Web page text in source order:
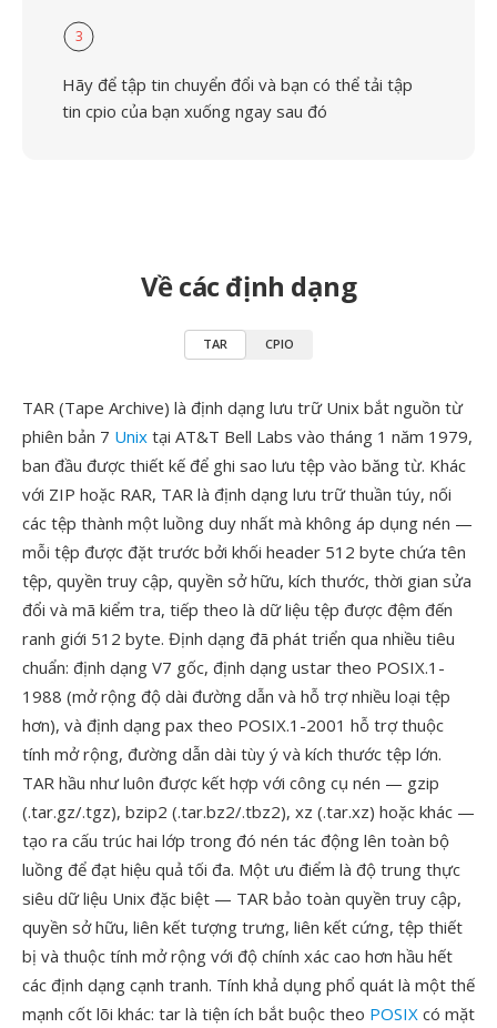
3
Hãy để tập tin chuyển đổi và bạn có thể tải tập
tin cpio của bạn xuống ngay sau đó
Về các định dạng
TAR CPIO
TAR (Tape Archive) là định dạng lưu trữ Unix bắt nguồn từ
phiên bản 7 Unix tại AT&T Bell Labs vào tháng 1 năm 1979,
ban đầu được thiết kế để ghi sao lưu tệp vào băng từ. Khác
với ZIP hoặc RAR, TAR là định dạng lưu trữ thuần túy, nối
các tệp thành một luồng duy nhất mà không áp dụng nén —
mỗi tệp được đặt trước bởi khối header 512 byte chứa tên
tệp, quyền truy cập, quyền sở hữu, kích thước, thời gian sửa
đổi và mã kiểm tra, tiếp theo là dữ liệu tệp được đệm đến
ranh giới 512 byte. Định dạng đã phát triển qua nhiều tiêu
chuẩn: định dạng V7 gốc, định dạng ustar theo POSIX.1-
1988 (mở rộng độ dài đường dẫn và hỗ trợ nhiều loại tệp
hơn), và định dạng pax theo POSIX.1-2001 hỗ trợ thuộc
tính mở rộng, đường dẫn dài tùy ý và kích thước tệp lớn.
TAR hầu như luôn được kết hợp với công cụ nén — gzip
(.tar.gz/.tgz), bzip2 (.tar.bz2/.tbz2), xz (.tar.xz) hoặc khác —
tạo ra cấu trúc hai lớp trong đó nén tác động lên toàn bộ
luồng để đạt hiệu quả tối đa. Một ưu điểm là độ trung thực
siêu dữ liệu Unix đặc biệt — TAR bảo toàn quyền truy cập,
quyền sở hữu, liên kết tượng trưng, liên kết cứng, tệp thiết
bị và thuộc tính mở rộng với độ chính xác cao hơn hầu hết
các định dạng cạnh tranh. Tính khả dụng phổ quát là một thế
mạnh cốt lõi khác: tar là tiện ích bắt buộc theo POSIX có mặt